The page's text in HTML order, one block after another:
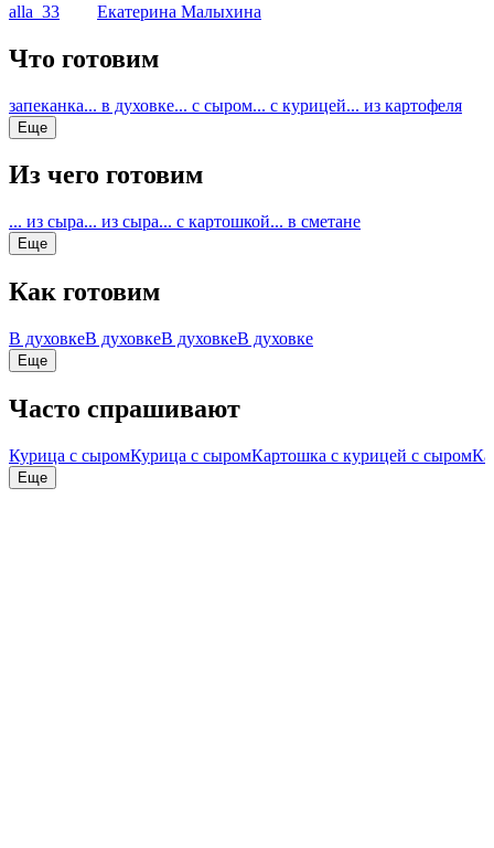
alla_33 Екатерина Малыхина
Что готовим
запеканка... в духовке... с сыром... с курицей... из картофеля
Еще
Из чего готовим
... из сыра... из сыра... с картошкой... в сметане
Еще
Как готовим
В духовкеВ духовкеВ духовкеВ духовке
Еще
Часто спрашивают
Курица с сыромКурица с сыромКартошка с курицей с сыром
Еще